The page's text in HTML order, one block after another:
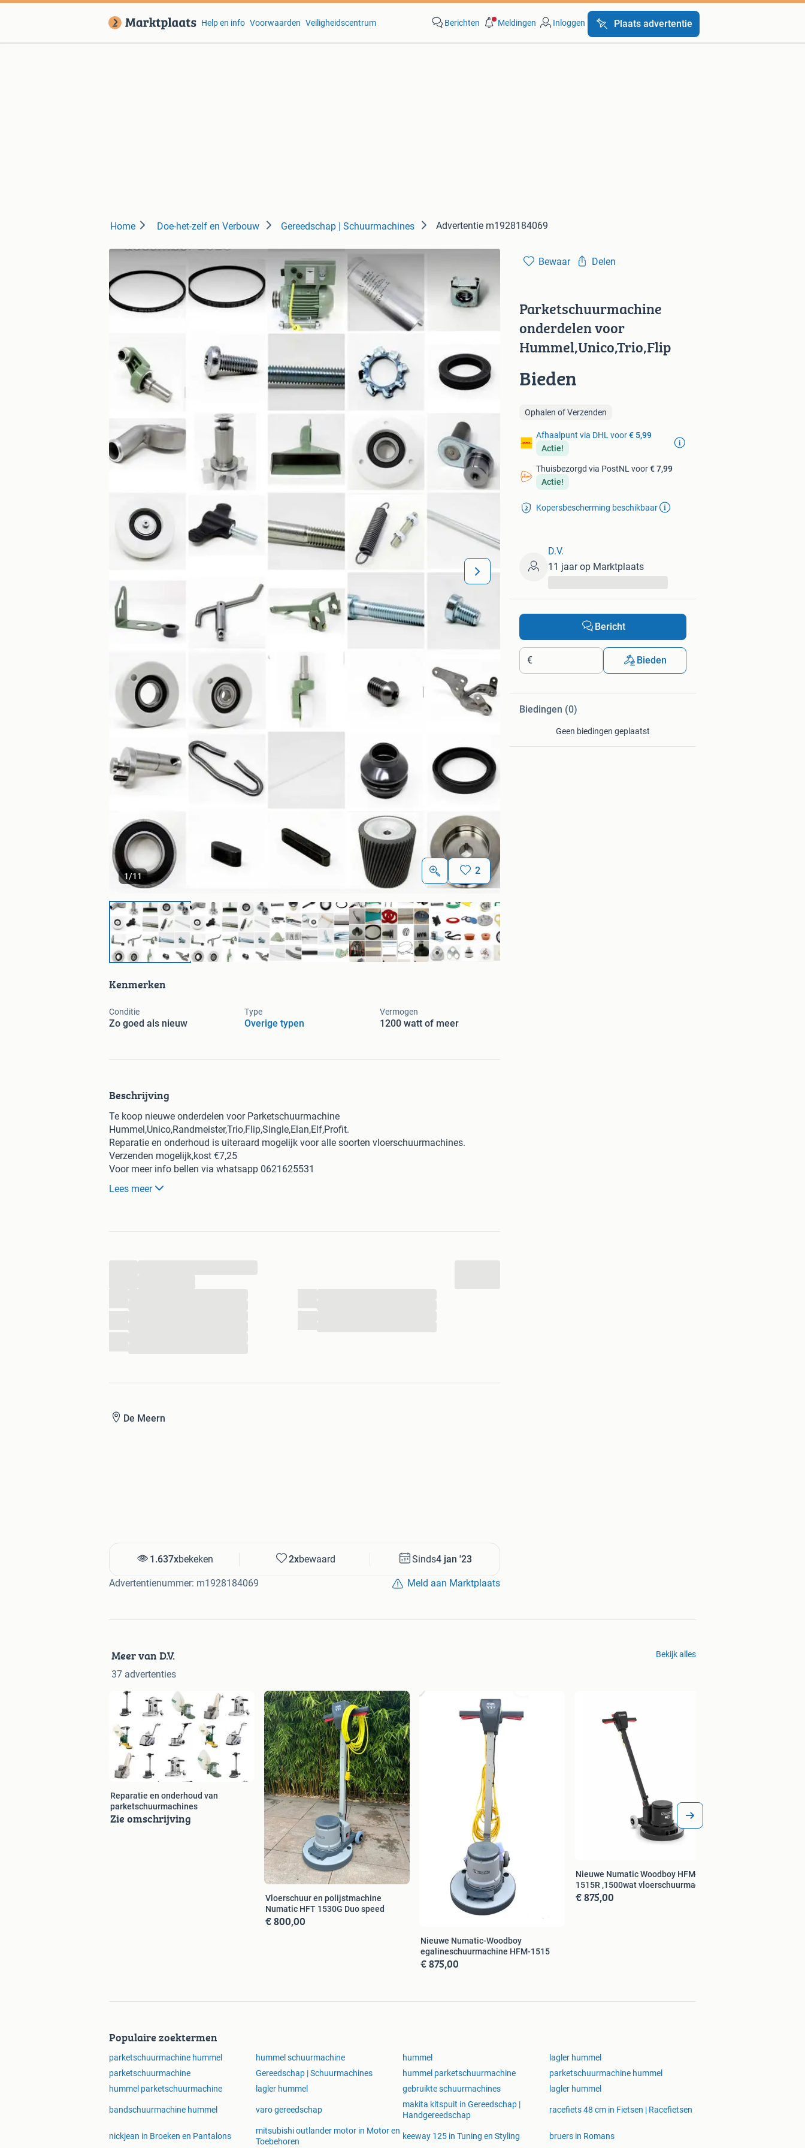
Help en info Voorwaarden Veiligheidscentrum Berichten Meldingen Inloggen Plaats advertentie
Home Doe-het-zelf en Verbouw Gereedschap | Schuurmachines Advertentie m1928184069
1/11 2
Kenmerken
Conditie
Zo goed als nieuw
Type
Overige typen
Vermogen
1200 watt of meer
Beschrijving
Te koop nieuwe onderdelen voor Parketschuurmachine
Hummel,Unico,Randmeister,Trio,Flip,Single,Elan,Elf,Profit.
Reparatie en onderhoud is uiteraard mogelijk voor alle soorten vloerschuurmachines.
Verzenden mogelijk,kost €7,25
Voor meer info bellen via whatsapp 0621625531
Lees meer
De Meern
1.637xbekeken 2xbewaard Sinds4 jan '23
Advertentienummer: m1928184069 Meld aan Marktplaats
Bewaar Delen
Parketschuurmachine
onderdelen voor
Hummel,Unico,Trio,Flip
Bieden
Ophalen of Verzenden
Afhaalpunt via DHL voor€ 5,99
Actie!
Thuisbezorgd via PostNL voor€ 7,99
Actie!
Kopersbescherming beschikbaar
D.V.
11 jaar op Marktplaats
Bericht
€ Bieden
Biedingen (0)
Geen biedingen geplaatst
Meer van D.V.
37 advertenties
Bekijk alles
Reparatie en onderhoud van
parketschuurmachines
Zie omschrijving
Vloerschuur en polijstmachine
Numatic HFT 1530G Duo speed
€ 800,00
Nieuwe Numatic-Woodboy
egalineschuurmachine HFM-1515
€ 875,00
Nieuwe Numatic Woodboy HFM-
1515R ,1500wat vloerschuurmachine
€ 875,00
Populaire zoektermen
parketschuurmachine hummel hummel schuurmachine hummel
lagler hummel
parketschuurmachine
Gereedschap | Schuurmachines hummel parketschuurmachine
parketschuurmachine hummel
hummel parketschuurmachine
lagler hummel gebruikte schuurmachines lagler hummel
bandschuurmachine hummel varo gereedschap
makita kitspuit in Gereedschap |
Handgereedschap
racefiets 48 cm in Fietsen | Racefietsen
nickjean in Broeken en Pantalons
mitsubishi outlander motor in Motor en
Toebehoren
keeway 125 in Tuning en Styling bruers in Romans